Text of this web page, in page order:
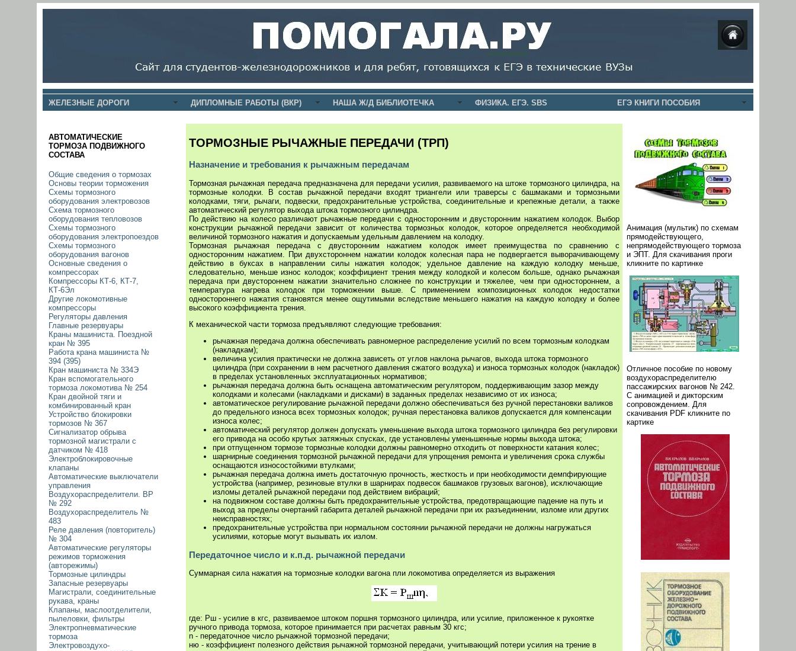
ЖЕЛЕЗНЫЕ ДОРОГИ ДИПЛОМНЫЕ РАБОТЫ (ВКР) НАША Ж/Д БИБЛИОТЕЧКА ФИЗИКА. ЕГЭ. SBS ЕГЭ КНИГИ ПОСОБИЯ
ТОРМОЗНЫЕ РЫЧАЖНЫЕ ПЕРЕДАЧИ (ТРП)
Назначение и требования к рычажным передачам
Тормозная рычажная передача предназначена для передачи усилия, развиваемого на штоке тормозного цилиндра, на
тормозные колодки. В состав рычажной передачи входят триангели или траверсы с башмаками и тормозными
колодками, тяги, рычаги, подвески, предохранительные устройства, соединительные и крепежные детали, а также
автоматический регулятор выхода штока тормозного цилиндра.
По действию на колесо различают рычажные передачи с односторонним и двусторонним нажатием колодок. Выбор
конструкции рычажной передачи зависит от количества тормозных колодок, которое определяется необходимой
величиной тормозного нажатия и допускаемым удельным давлением на колодку.
Тормозная рычажная передача с двусторонним нажатием колодок имеет преимущества по сравнению с
односторонним нажатием. При двухстороннем нажатии колодок колесная пара не подвергается выворачивающему
действию в буксах в направлении силы нажатия колодок; удельное давление на каждую колодку меньше,
следовательно, меньше износ колодок; коэффициент трения между колодкой и колесом больше, однако рычажная
передача при двустороннем нажатии значительно сложнее по конструкции и тяжелее, чем при одностороннем, а
температура нагрева колодок при торможении выше. С применением композиционных колодок недостатки
одностороннего нажатия становятся менее ощутимыми вследствие меньшего нажатия на каждую колодку и более
высокого коэффициента трения.
К механической части тормоза предъявляют следующие требования:
рычажная передача должна обеспечивать равномерное распределение усилий по всем тормозным колодкам
(накладкам);
величина усилия практически не должна зависеть от углов наклона рычагов, выхода штока тормозного
цилиндра (при сохранении в нем расчетного давления сжатого воздуха) и износа тормозных колодок (накладок)
в пределах установленных эксплуатационных нормативов;
рычажная передача должна быть оснащена автоматическим регулятором, поддерживающим зазор между
колодками и колесами (накладками и дисками) в заданных пределах независимо от их износа;
автоматическое регулирование рычажной передачи должно обеспечиваться без ручной перестановки валиков
до предельного износа всех тормозных колодок; ручная перестановка валиков допускается для компенсации
износа колес;
автоматический регулятор должен допускать уменьшение выхода штока тормозного цилиндра без регулировки
его привода на особо крутых затяжных спусках, где установлены уменьшенные нормы выхода штока;
при отпущенном тормозе тормозные колодки должны равномерно отходить от поверхности катания колес;
шарнирные соединения тормозной рычажной передачи для упрощения ремонта и увеличения срока службы
оснащаются износостойкими втулками;
рычажная передача должна иметь достаточную прочность, жесткость и при необходимости демпфирующие
устройства (например, резиновые втулки в шарнирах подвесок башмаков грузовых вагонов), исключающие
изломы деталей рычажной передачи под действием вибраций;
на подвижном составе должны быть предохранительные устройства, предотвращающие падение на путь и
выход за пределы очертаний габарита деталей рычажной передачи при их разъединении, изломе или других
неисправностях;
предохранительные устройства при нормальном состоянии рычажной передачи не должны нагружаться
усилиями, которые могут вызывать их излом.
Передаточное число и к.п.д. рычажной передачи
Суммарная сила нажатия на тормозные колодки вагона пли локомотива определяется из выражения
где: Рш - усилие в кгс, развиваемое штоком поршня тормозного цилиндра, или усилие, приложенное к рукоятке
ручного привода тормоза, которое принимается при расчетах равным 30 кгс;
n - передаточное число рычажной тормозной передачи;
ню - коэффициент полезного действия рычажной тормозной передачи, учитывающий потери усилия на трение в
Анимация (мультик) по схемам
прямодействующего,
непрямодействующего тормоза
и ЭПТ. Для скачивания проги
кликните по картинке
Отличное пособие по новому
воздухораспределителю
пассажирских вагонов № 242.
С анимацией и дикторским
сопровождением. Для
скачивания PDF кликните по
картике
АВТОМАТИЧЕСКИЕ
ТОРМОЗА ПОДВИЖНОГО
СОСТАВА
Общие сведения о тормозах
Основы теории торможения
Схемы тормозного
оборудования электровозов
Схема тормозного
оборудования тепловозов
Схемы тормозного
оборудования электропоездов
Схемы тормозного
оборудования вагонов
Основные сведения о
компрессорах
Компрессоры КТ-6, КТ-7,
КТ-6Эл
Другие локомотивные
компрессоры
Регуляторы давления
Главные резервуары
Краны машиниста. Поездной
кран № 395
Работа крана машиниста №
394 (395)
Кран машиниста № 334Э
Кран вспомогательного
тормоза локомотива № 254
Кран двойной тяги и
комбинированный кран
Устройство блокировки
тормозов № 367
Сигнализатор обрыва
тормозной магистрали с
датчиком № 418
Электроблокировочные
клапаны
Автоматические выключатели
управления
Воздухораспределители. ВР
№ 292
Воздухораспределитель №
483
Реле давления (повторитель)
№ 304
Автоматические регуляторы
режимов торможения
(авторежимы)
Тормозные цилиндры
Запасные резервуары
Магистрали, соединительные
рукава, краны
Клапаны, маслоотделители,
пылеловки, фильтры
Электропневматические
тормоза
Электровоздухо-